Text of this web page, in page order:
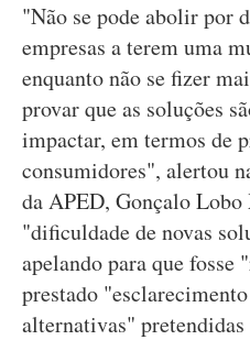
"Não se pode abolir por
empresas a terem uma
enquanto não se fizer
provar que as soluções
impactar, em termos de
consumidores", alertou
da APED, Gonçalo Lobo
"dificuldade de novas
apelando para que fosse
prestado
alternativas"